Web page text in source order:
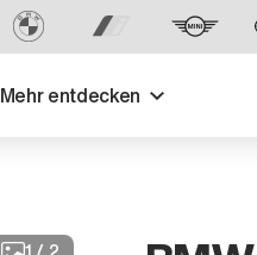
Mehr entdecken